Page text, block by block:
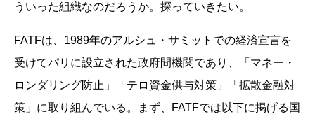
ういった組織なのだろうか。探っていきたい。
FATFは、1989年のアルシュ・サミットでの経済宣言を
受けてパリに設立された政府間機関であり、「マネー・
ロンダリング防止」「テロ資金供与対策」「拡散金融対
策」に取り組んでいる。まず、FATFでは以下に掲げる国